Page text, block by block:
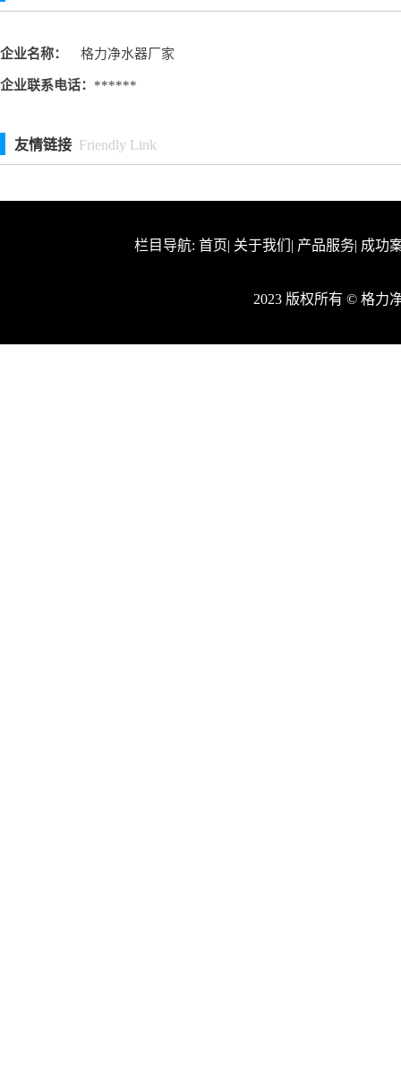
企业名称： 格力净水器厂家
企业联系电话： ******
友情链接 Friendly Link
栏目导航: 首页| 关于我们 | 产品服务| 成功
2023 版权所有 © 格力